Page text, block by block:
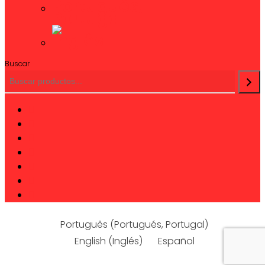
Buscar
Português (Portugués, Portugal)
English (Inglés) Español